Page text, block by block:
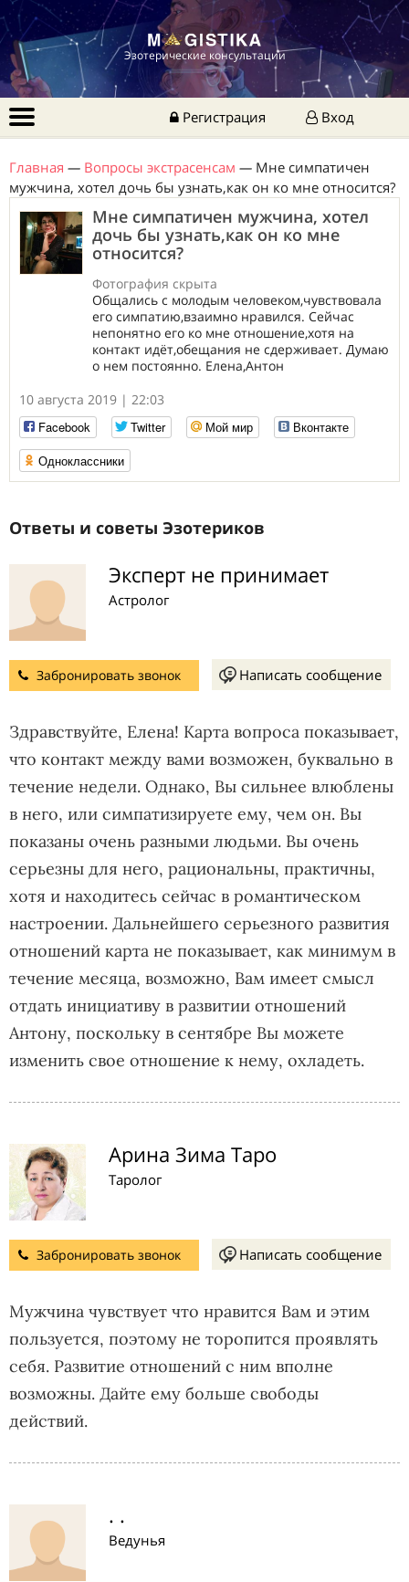
Эзотерические консультации
Регистрация Вход
Главная — Вопросы экстрасенсам — Мне симпатичен
мужчина, хотел дочь бы узнать,как он ко мне относится?
Мне симпатичен мужчина, хотел
дочь бы узнать,как он ко мне
относится?
Фотография скрыта
Общались с молодым человеком,чувствовала
его симпатию,взаимно нравился. Сейчас
непонятно его ко мне отношение,хотя на
контакт идёт,обещания не сдерживает. Думаю
о нем постоянно. Елена,Антон
10 августа 2019 | 22:03
Facebook
Twitter Мой мир
Вконтакте
Одноклассники
Ответы и советы Эзотериков
Эксперт не принимает
Астролог
Забронировать звонок Написать сообщение
Здравствуйте, Елена! Карта вопроса показывает,
что контакт между вами возможен, буквально в
течение недели. Однако, Вы сильнее влюблены
в него, или симпатизируете ему, чем он. Вы
показаны очень разными людьми. Вы очень
серьезны для него, рациональны, практичны,
хотя и находитесь сейчас в романтическом
настроении. Дальнейшего серьезного развития
отношений карта не показывает, как минимум в
течение месяца, возможно, Вам имеет смысл
отдать инициативу в развитии отношений
Антону, поскольку в сентябре Вы можете
изменить свое отношение к нему, охладеть.
Арина Зима Таро
Таролог
Забронировать звонок Написать сообщение
Мужчина чувствует что нравится Вам и этим
пользуется, поэтому не торопится проявлять
себя. Развитие отношений с ним вполне
возможны. Дайте ему больше свободы
действий.
. .
Ведунья